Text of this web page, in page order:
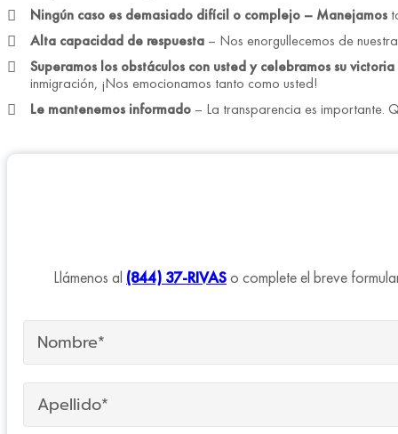
Ningún caso es demasiado difícil o complejo – Manejamos
Alta capacidad de respuesta – Nos enorgullecemos de
Superamos los obstáculos con usted y celebramos su victoria
inmigración, ¡Nos emocionamos tanto como usted!
Le mantenemos informado – La transparencia es importante.
Llámenos al (844) 37-RIVASo complete el breve